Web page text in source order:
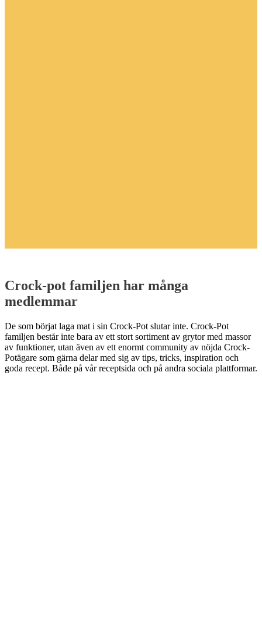
Crock-pot familjen har många
medlemmar
De som börjat laga mat i sin Crock-Pot slutar inte. Crock-Pot
familjen består inte bara av ett stort sortiment av grytor med massor
av funktioner, utan även av ett enormt community av nöjda Crock-
Potägare som gärna delar med sig av tips, tricks, inspiration och
goda recept. Både på vår receptsida och på andra sociala plattformar.